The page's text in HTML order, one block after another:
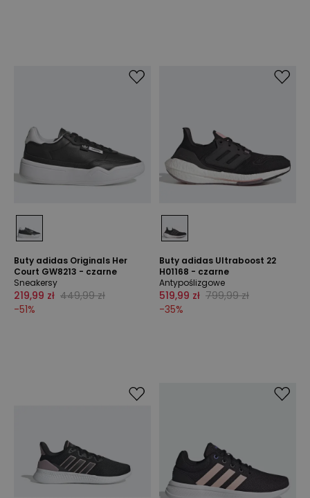
Buty adidas Originals Her
Court GW8213 - czarne
Sneakersy
219,99 zł 449,99 zł
-51%
Buty adidas Ultraboost 22
H01168 - czarne
Antypoślizgowe
519,99 zł 799,99 zł
-35%